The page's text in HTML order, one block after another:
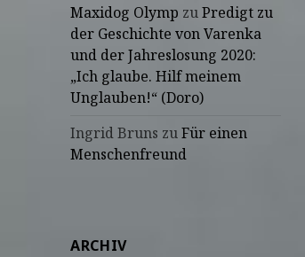
Maxidog Olymp zuPredigt zu
der Geschichte von Varenka
und der Jahreslosung 2020:
„Ich glaube. Hilf meinem
Unglauben!“ (Doro)
Ingrid Bruns zuFür einen
Menschenfreund
ARCHIV